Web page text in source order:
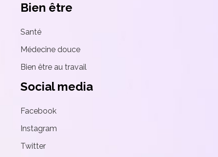
Bien être
Santé
Médecine douce
Bien être au travail
Social media
Facebook
Instagram
Twitter